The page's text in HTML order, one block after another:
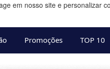
em nosso site e personalizar
Promoções TOP 10